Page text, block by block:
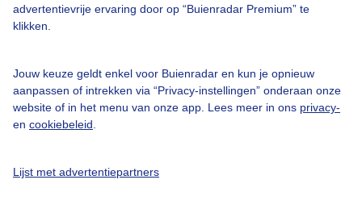
advertentievrije ervaring door op “Buienradar Premium” te
klikken.
Jouw keuze geldt enkel voor Buienradar en kun je opnieuw
aanpassen of intrekken via “Privacy-instellingen” onderaan onze
website of in het menu van onze app. Lees meer in ons privacy-
en cookiebeleid
Lijst met advertentiepartners
Toegankelijkheid
Buienradar Team
Privacy beleid
Privacy instellingen